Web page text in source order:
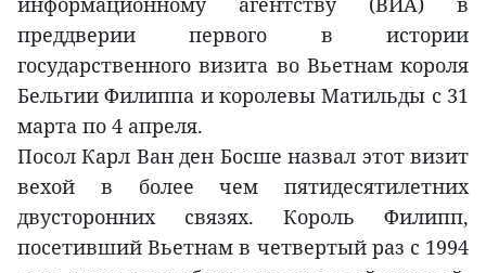
преддверии первого в истории
государственного визита во Вьетнам короля
Бельгии Филиппа и королевы Матильды с 31
марта по 4 апреля.
Посол Карл Ван ден Босше назвал этот визит
вехой в более чем пятидесятилетних
двусторонних связях. Король Филипп,
посетивший Вьетнам в четвертый раз с 1994